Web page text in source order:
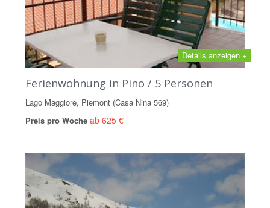
Details anzeigen +
Ferienwohnung in Pino / 5 Personen
Lago Maggiore, Piemont (Casa Nina 569)
Preis pro Woche ab 625 €